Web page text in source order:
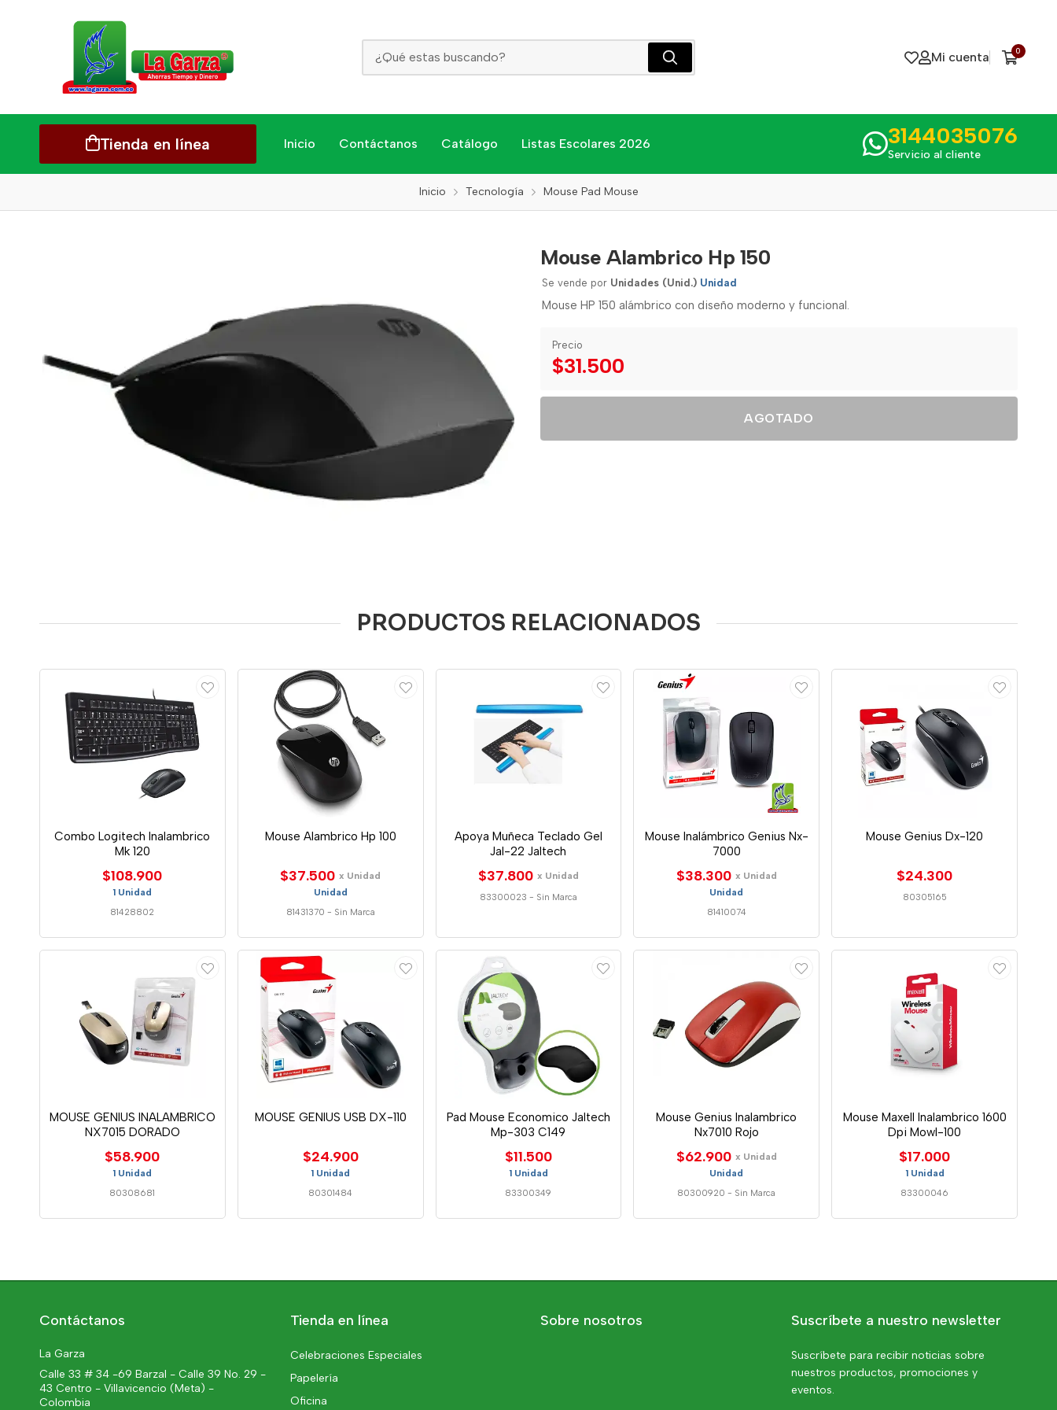
Mi cuenta 0
Tienda en línea Inicio Contáctanos Catálogo Listas Escolares 2026 3144035076
Servicio al cliente
Inicio Tecnología Mouse Pad Mouse
Mouse Alambrico Hp 150
Se vende por Unidades (Unid.) Unidad
Mouse HP 150 alámbrico con diseño moderno y funcional.
Precio
$31.500
AGOTADO
PRODUCTOS RELACIONADOS
Combo Logitech Inalambrico
Mk 120
$108.900
1 Unidad
81428802
Mouse Alambrico Hp 100
$37.500 x Unidad
Unidad
81431370 - Sin Marca
Apoya Muñeca Teclado Gel
Jal-22 Jaltech
$37.800 x Unidad
83300023 - Sin Marca
Mouse Inalámbrico Genius Nx-
7000
$38.300 x Unidad
Unidad
81410074
Mouse Genius Dx-120
$24.300
80305165
MOUSE GENIUS INALAMBRICO
NX7015 DORADO
$58.900
1 Unidad
80308681
MOUSE GENIUS USB DX-110
$24.900
1 Unidad
80301484
Pad Mouse Economico Jaltech
Mp-303 C149
$11.500
1 Unidad
83300349
Mouse Genius Inalambrico
Nx7010 Rojo
$62.900 x Unidad
Unidad
80300920 - Sin Marca
Mouse Maxell Inalambrico 1600
Dpi Mowl-100
$17.000
1 Unidad
83300046
Contáctanos
La Garza
Calle 33 # 34 -69 Barzal - Calle 39 No. 29 -
43 Centro - Villavicencio (Meta) -
Colombia
Tienda en línea
Celebraciones Especiales
Papelería
Oficina
Sobre nosotros Suscríbete a nuestro newsletter
Suscríbete para recibir noticias sobre
nuestros productos, promociones y
eventos.